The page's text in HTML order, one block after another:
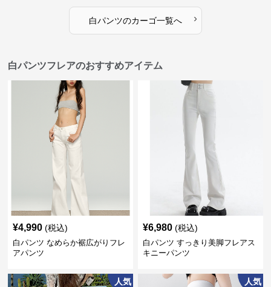
白パンツのカーゴ一覧へ ›
白パンツフレアのおすすめアイテム
¥4,990 (税込)
白パンツ なめらか裾広がりフレ
アパンツ
¥6,980 (税込)
白パンツ すっきり美脚フレアス
キニーパンツ
人気 人気